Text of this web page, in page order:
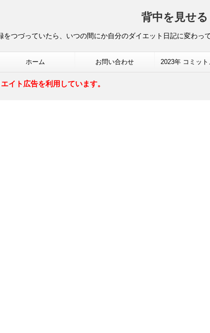
背中を見せる
をつづっていたら、いつの間にか自分のダイエット日記に変わっ
ホーム お問い合わせ 2023年 コミット
イト広告を利用しています。